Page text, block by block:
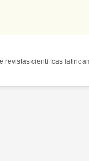
revistas científicas